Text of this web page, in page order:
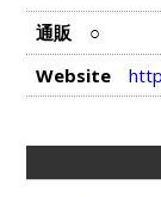
通販
○
Website